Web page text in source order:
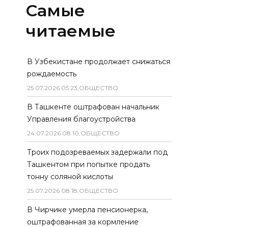
Самые
читаемые
В Узбекистане продолжает снижаться
рождаемость
25.07.2026 05:23,ОБЩЕСТВО
В Ташкенте оштрафован начальник
Управления благоустройства
24.07.2026 08:10,ОБЩЕСТВО
Троих подозреваемых задержали под
Ташкентом при попытке продать
тонну соляной кислоты
25.07.2026 08:18,ОБЩЕСТВО
В Чирчике умерла пенсионерка,
оштрафованная за кормление